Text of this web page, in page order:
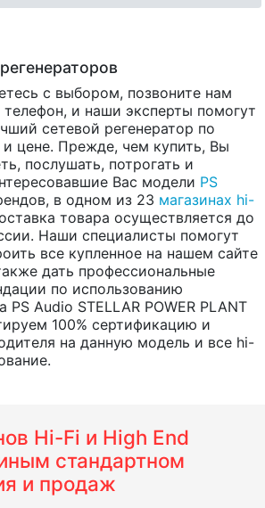
с выбором, позвоните нам
и наши эксперты помогут
сетевой регенератор по
цене. Прежде, чем купить, Вы
послушать, потрогать и
Вас модели PS
в одном из 23 магазинах hi-
товара осуществляется до
Наши специалисты помогут
все купленное на нашем сайте
дать профессиональные
по использованию
PS Audio STELLAR POWER PLANT
100% сертификацию и
на данную модель и все hi-
Hi-Fi и High End
стандартном
и продаж